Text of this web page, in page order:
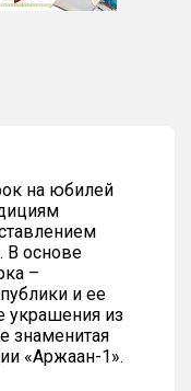
на юбилей
В основе
–
и ее
украшения из
знаменитая
«Аржаан-1».